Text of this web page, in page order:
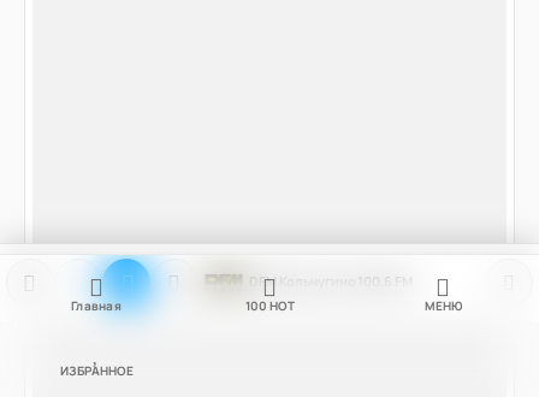
Главная 100 НОТ МЕНЮ
ИЗБРАННОЕ
DFM Кольчугино 100.6 FM